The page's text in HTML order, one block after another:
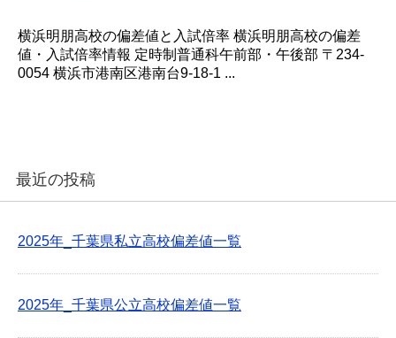
横浜明朋高校の偏差値と入試倍率 横浜明朋高校の偏差
値・入試倍率情報 定時制普通科午前部・午後部 〒234-
0054 横浜市港南区港南台9-18-1 ...
最近の投稿
2025年_千葉県私立高校偏差値一覧
2025年_千葉県公立高校偏差値一覧